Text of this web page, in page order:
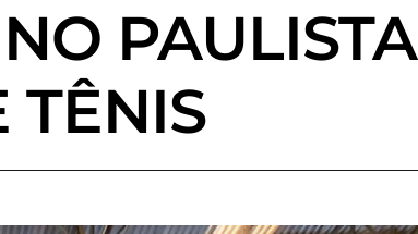
PAULISTA
TÊNIS